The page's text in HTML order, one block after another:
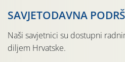
SAVJETODAVNA
Naši savjetnici su dostupni
diljem Hrvatske.